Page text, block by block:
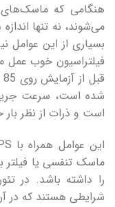
هنگامی که
می‌شوند، نه تنها
بسیاری از این عوامل
است و ذرات از نظر
ماسک تنفسی یا فیلتر
را داشته باشد. در
شرایطی هستند که در آن